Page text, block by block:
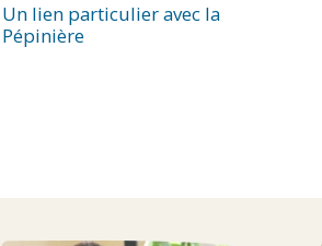
Un lien particulier avec la
Pépinière